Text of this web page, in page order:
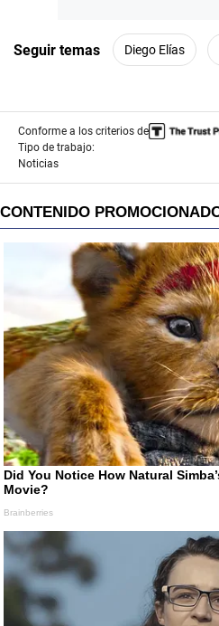
Seguir temas Diego Elías
Conforme a los criterios de
Tipo de trabajo:
Noticias